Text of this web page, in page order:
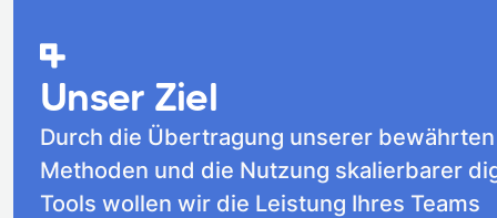
Unser Ziel
Durch die Übertragung unserer bewährten
Methoden und die Nutzung skalierbarer
Tools wollen wir die Leistung Ihres Teams